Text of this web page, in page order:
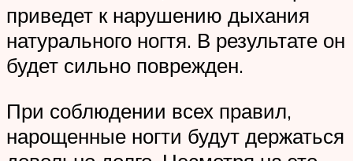
приведет к нарушению дыхания
натурального ногтя. В результате он
будет сильно поврежден.
При соблюдении всех правил,
нарощенные ногти будут держаться